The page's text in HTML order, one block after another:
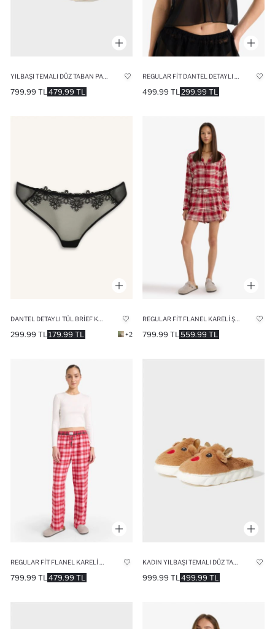
479.99 TL
799.99 TL 299.99 TL
499.99 TL
179.99 TL
299.99 TL +2 559.99 TL
799.99 TL
479.99 TL
799.99 TL 499.99 TL
999.99 TL